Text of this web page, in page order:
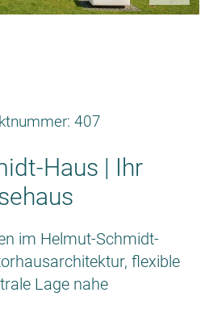
407
Haus | Ihr
im Helmut-Schmidt-
flexible
Lage nahe